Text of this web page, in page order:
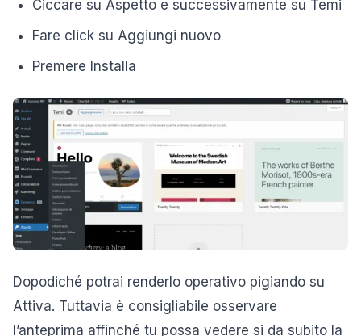
Ciccare su Aspetto e successivamente su Temi
Fare click su Aggiungi nuovo
Premere Installa
Dopodiché potrai renderlo operativo pigiando su
Attiva. Tuttavia è consigliabile osservare
l’anteprima affinché tu possa vedere si da subito la